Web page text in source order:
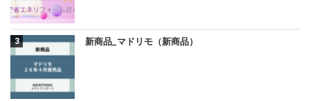
新商品_マドリモ（新商品）